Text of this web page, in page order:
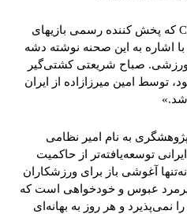
در صفحه رسمی CBC Olympics که پخش کننده رسمی بازیهای
با اشاره به این صحنه نوشته دشه
صباح شریعتی کشتی‌گیر
توسط امین میرزازاده از ایران
شد.»
به نام امیر نظامی
توسعه‌یافته‌تر از حاکمیت
آغوشی باز برای ورزشکاران
عبوس و خودخواهی است که
نمی‌پذیرد و هر روز به بهانه‌ای